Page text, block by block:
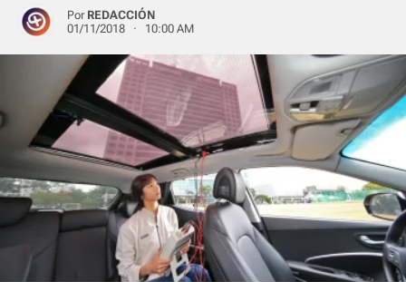
Por REDACCIÓN
01/11/2018 · 10:00 AM